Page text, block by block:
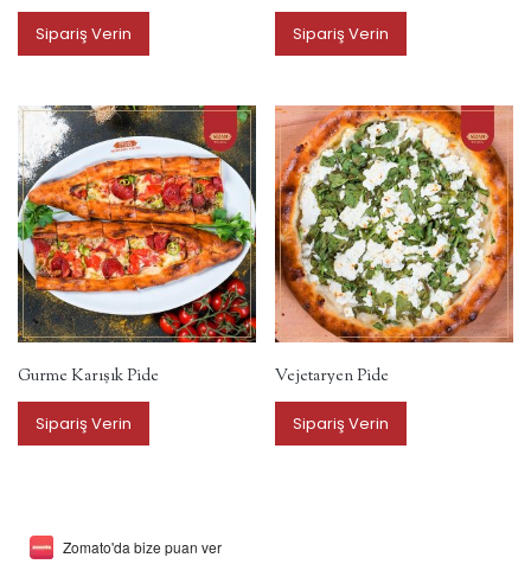
Sipariş Verin Sipariş Verin
Gurme Karışık Pide
Sipariş Verin
Vejetaryen Pide
Sipariş Verin
Zomato'da bize puan ver